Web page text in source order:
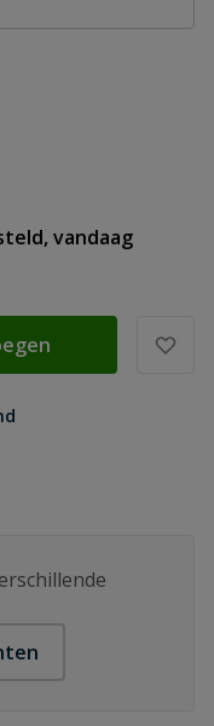
vandaag